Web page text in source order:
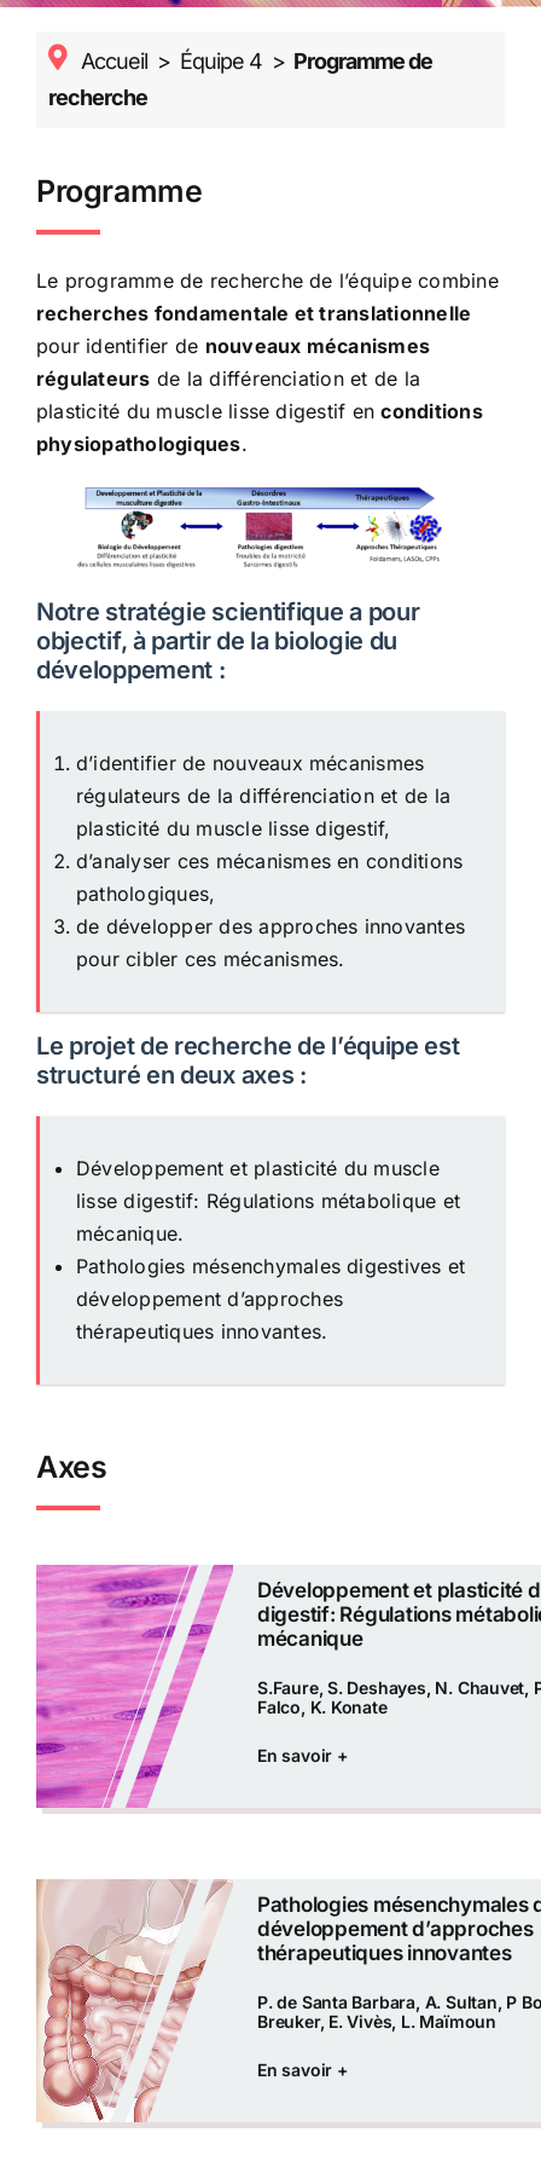
Accueil> Équipe 4> Programme de
recherche
Programme
Le programme de recherche de l’équipe combine
recherches fondamentale et translationnelle
pour identifier de nouveaux mécanismes
régulateurs de la différenciation et de la
plasticité du muscle lisse digestif enconditions
physiopathologiques.
Notre stratégie scientifique a pour
objectif, à partir de la biologie du
développement :
d’identifier de nouveaux mécanismes
régulateurs de la différenciation et de la
plasticité du muscle lisse digestif,
d’analyser ces mécanismes en conditions
pathologiques,
de développer des approches innovantes
pour cibler ces mécanismes.
Le projet de recherche de l’équipe est
structuré en deux axes :
Développement et plasticité du muscle
lisse digestif: Régulations métabolique et
mécanique.
Pathologies mésenchymales digestives et
développement d’approches
thérapeutiques innovantes.
Axes
Développement et plasticité
digestif: Régulations
mécanique
S.Faure, S. Deshayes, N. Chauvet,
Falco, K. Konate
En savoir +
Pathologies mésenchymales
développement d’approches
thérapeutiques innovantes
P. de Santa Barbara, A. Sultan, P
Breuker, E. Vivès, L. Maïmoun
En savoir +